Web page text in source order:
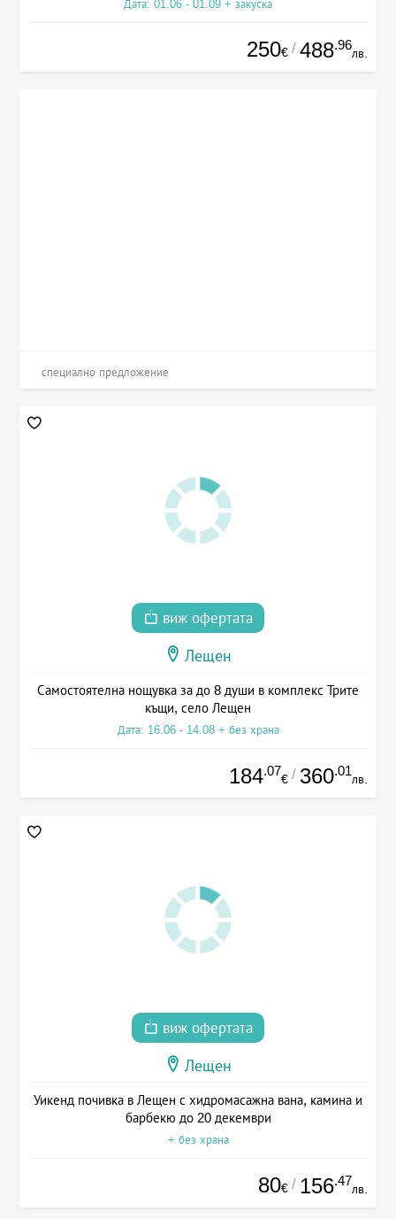
Дата: 01.06 - 01.09 + закуска
250€ / 488.96
лв.
специално предложение
виж офертата
Лещен
Самостоятелна нощувка за до 8 души в комплекс Трите
къщи, село Лещен
Дата: 16.06 - 14.08 + без храна
184.07
€ / 360.01
лв.
виж офертата
Лещен
Уикенд почивка в Лещен с хидромасажна вана, камина и
барбекю до 20 декември
+ без храна
80€ / 156.47
лв.